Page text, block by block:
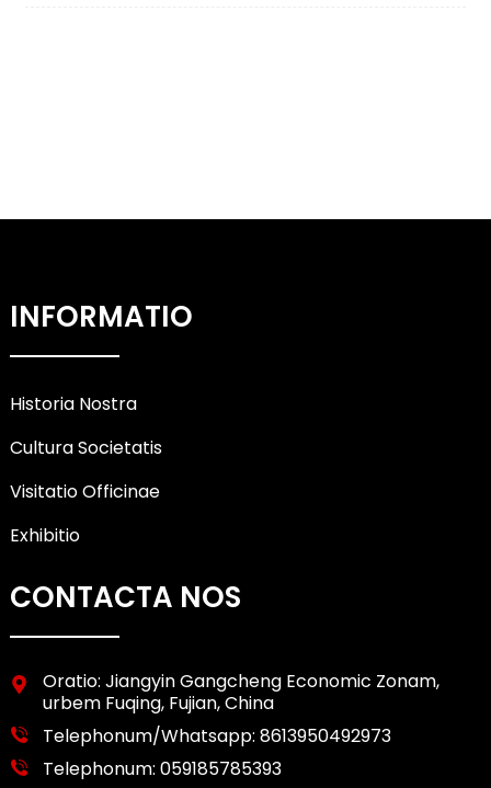
INFORMATIO
Historia Nostra
Cultura Societatis
Visitatio Officinae
Exhibitio
CONTACTA NOS
Oratio: Jiangyin Gangcheng Economic Zonam,
urbem Fuqing, Fujian, China
Telephonum/Whatsapp: 8613950492973
Telephonum: 059185785393